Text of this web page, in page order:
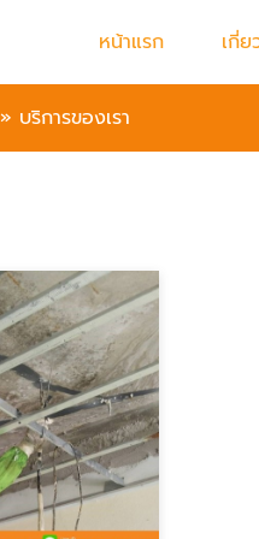
หน้าแรก เกี่ย
» บริการของเรา